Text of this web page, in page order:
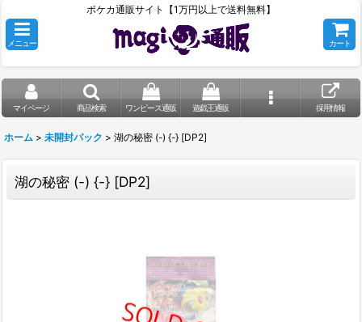
ポケカ通販サイト【1万円以上で送料無料】
メニュー カート
マイページ 商品検索 ワンピース通販 遊戯王通販 採用情報
ホーム > 未開封パック > 湖の秘密 (-) {-} [DP2]
湖の秘密 (-) {-} [DP2]